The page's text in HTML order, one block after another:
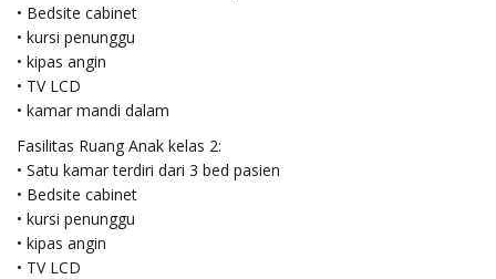
• Bedsite cabinet
• kursi penunggu
• kipas angin
• TV LCD
• kamar mandi dalam
Fasilitas Ruang Anak kelas 2:
• Satu kamar terdiri dari 3 bed pasien
• Bedsite cabinet
• kursi penunggu
• kipas angin
• TV LCD